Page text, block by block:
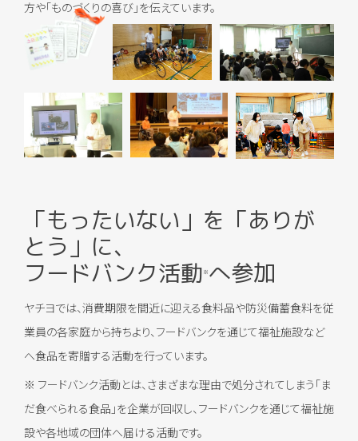
方や「ものづくりの喜び」を伝えています。
「もったいない」を「ありが
とう」に、
フードバンク活動 ※ へ参加
ヤチヨでは、消費期限を間近に迎える食料品や防災備蓄食料を従
業員の各家庭から持ちより、フードバンクを通じて福祉施設など
へ食品を寄贈する活動を行っています。
※ フードバンク活動とは、さまざまな理由で処分されてしまう「ま
だ食べられる食品」を企業が回収し、フードバンクを通じて福祉施
設や各地域の団体へ届ける活動です。